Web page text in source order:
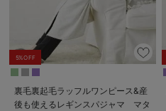
5%OFF
裏毛裏起毛ラッフルワンピース&産
後も使えるレギンスパジャマ マタ